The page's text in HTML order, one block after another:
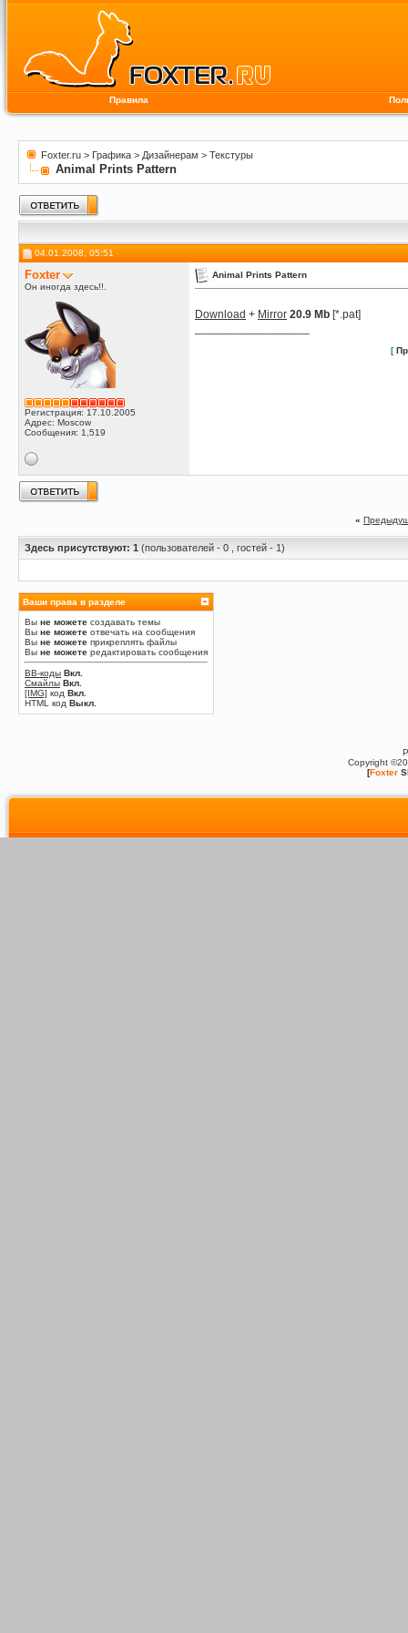
Правила
Foxter.ru > Графика > Дизайнерам > Текстуры
Animal Prints Pattern
04.01.2008, 05:51
Foxter
Он иногда здесь!!.
Регистрация: 17.10.2005
Адрес: Moscow
Сообщения: 1,519
Animal Prints Pattern
Download + Mirror 20.9 Mb [*.pat]
[
«
Здесь присутствуют: 1 (пользователей - 0 , гостей - 1)
Ваши права в разделе
Вы не можете создавать темы
Вы не можете отвечать на сообщения
Вы не можете прикреплять файлы
Вы не можете редактировать сообщения
BB-коды Вкл.
Смайлы Вкл.
[IMG] код Вкл.
HTML код Выкл.
Copyright
[Foxter